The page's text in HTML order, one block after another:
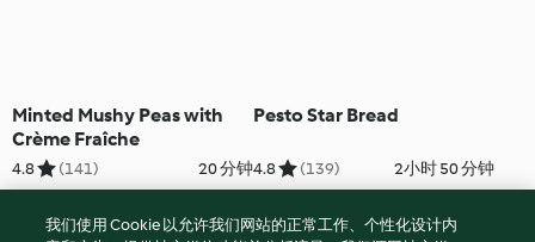
Minted Mushy Peas with
Crème Fraîche
4.8 (141) 20 分钟
Pesto Star Bread
4.8 (139) 2小时 50 分钟
我们使用 Cookie 以允许我们网站的正常工作、个性化设计内